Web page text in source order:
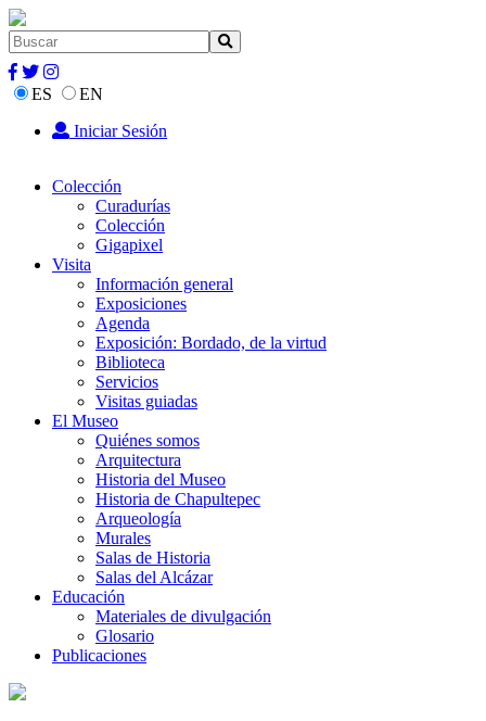
ES
EN
Iniciar Sesión
Colección
Curadurías
Colección
Gigapixel
Visita
Información general
Exposiciones
Agenda
Exposición: Bordado, de la virtud
Biblioteca
Servicios
Visitas guiadas
El Museo
Quiénes somos
Arquitectura
Historia del Museo
Historia de Chapultepec
Arqueología
Murales
Salas de Historia
Salas del Alcázar
Educación
Materiales de divulgación
Glosario
Publicaciones